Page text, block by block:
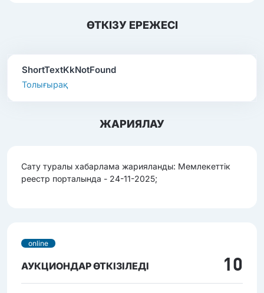
ӨТКІЗУ ЕРЕЖЕСІ
ShortTextKkNotFound
Толығырақ
ЖАРИЯЛАУ
Сату туралы хабарлама жарияланды: Мемлекеттік
реестр порталында - 24-11-2025;
online
АУКЦИОНДАР ӨТКІЗІЛЕДІ 10